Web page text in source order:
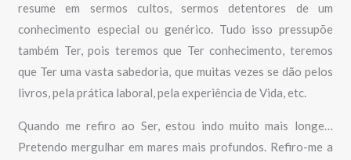
resume em sermos cultos, sermos detentores de um
conhecimento especial ou genérico. Tudo isso pressupõe
também Ter, pois teremos que Ter conhecimento, teremos
que Ter uma vasta sabedoria, que muitas vezes se dão pelos
livros, pela prática laboral, pela experiência de Vida, etc.
Quando me refiro ao Ser, estou indo muito mais longe…
Pretendo mergulhar em mares mais profundos. Refiro-me a